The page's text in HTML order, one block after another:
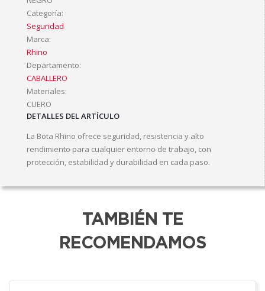
Categoría:
Seguridad
Marca:
Rhino
Departamento:
CABALLERO
Materiales:
CUERO
DETALLES DEL ARTÍCULO
La Bota Rhino ofrece seguridad, resistencia y alto
rendimiento para cualquier entorno de trabajo, con
protección, estabilidad y durabilidad en cada paso.
TAMBIÉN TE
RECOMENDAMOS